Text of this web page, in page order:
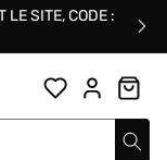
LE SITE, CODE :